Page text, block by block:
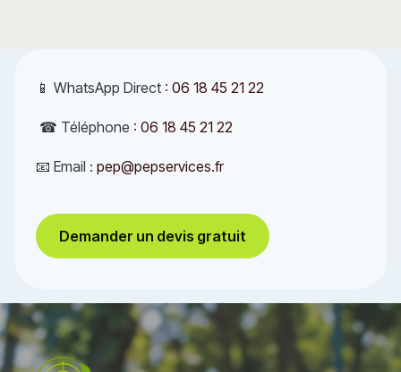
📱 WhatsApp Direct : 06 18 45 21 22
☎ Téléphone : 06 18 45 21 22
📧 Email : pep@pepservices.fr
Demander un devis gratuit